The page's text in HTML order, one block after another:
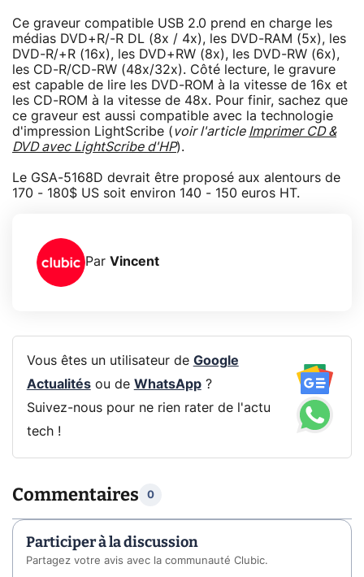
Ce graveur compatible USB 2.0 prend en charge les
médias DVD+R/-R DL (8x / 4x), les DVD-RAM (5x), les
DVD-R/+R (16x), les DVD+RW (8x), les DVD-RW (6x),
les CD-R/CD-RW (48x/32x). Côté lecture, le gravure
est capable de lire les DVD-ROM à la vitesse de 16x et
les CD-ROM à la vitesse de 48x. Pour finir, sachez que
ce graveur est aussi compatible avec la technologie
d'impression LightScribe (voir l'article Imprimer CD &
DVD avec LightScribe d'HP).
Le GSA-5168D devrait être proposé aux alentours de
170 - 180$ US soit environ 140 - 150 euros HT.
Par Vincent
Vous êtes un utilisateur de Google
Actualitésou de WhatsApp?
Suivez-nous pour ne rien rater de l'actu
tech !
Commentaires 0
Participer à la discussion
Partagez votre avis avec la communauté Clubic.